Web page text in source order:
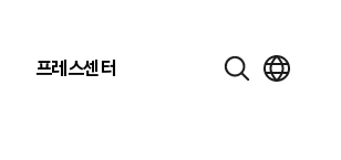
프레스센터